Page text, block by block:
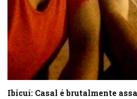
Ibicuí: Casal é brutalmente